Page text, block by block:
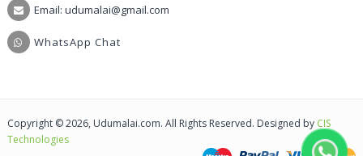
Email: udumalai@gmail.com
WhatsApp Chat
Copyright © 2026, Udumalai.com. All Rights Reserved. Designed by CIS
Technologies